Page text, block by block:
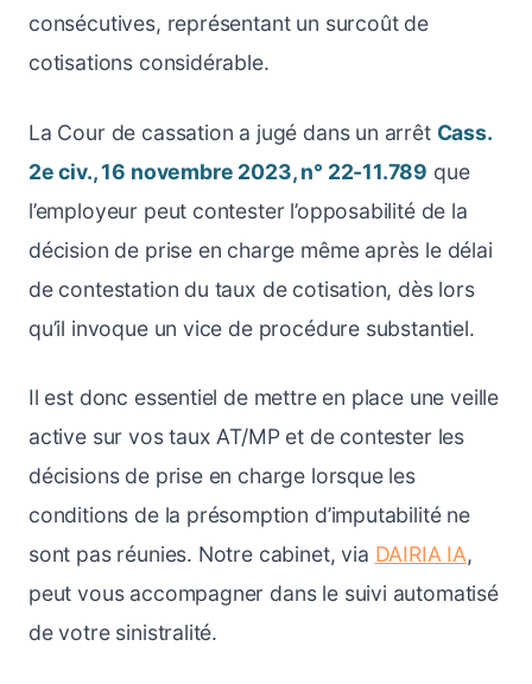
consécutives, représentant un surcoût de
cotisations considérable.
La Cour de cassation a jugé dans un arrêt Cass.
2e civ., 16 novembre 2023, n° 22-11.789 que
l’employeur peut contester l’opposabilité de la
décision de prise en charge même après le délai
de contestation du taux de cotisation, dès lors
qu’il invoque un vice de procédure substantiel.
Il est donc essentiel de mettre en place une veille
active sur vos taux AT/MP et de contester les
décisions de prise en charge lorsque les
conditions de la présomption d’imputabilité ne
sont pas réunies. Notre cabinet, via DAIRIA IA,
peut vous accompagner dans le suivi automatisé
de votre sinistralité.